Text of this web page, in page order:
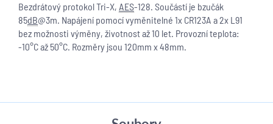
Bezdrátový protokol Tri-X, AES-128. Součástí je bzučák
85dB@3m. Napájení pomocí vyměnitelné 1x CR123A a 2x L91
bez možnosti výměny, životnost až 10 let. Provozní teplota:
-10°C až 50°C. Rozměry jsou 120mm x 48mm.